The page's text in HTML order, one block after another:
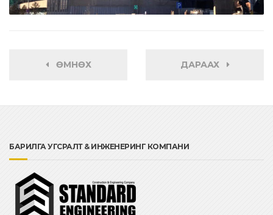
ӨМНӨХ ДАРААХ
БАРИЛГА УГСРАЛТ & ИНЖЕНЕРИНГ КОМПАНИ